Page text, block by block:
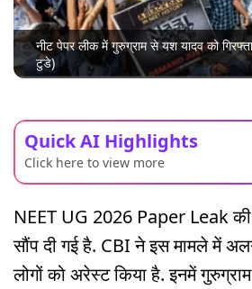
नीट पेपर लीक में गुरुग्राम से यश यादव को
टुडे)
Quick AI Highlights
Click here to view more
NEET UG 2026 Paper Leak
सौंप दी गई है. CBI ने इस मामले में
लोगों को अरेस्ट किया है. इनमें